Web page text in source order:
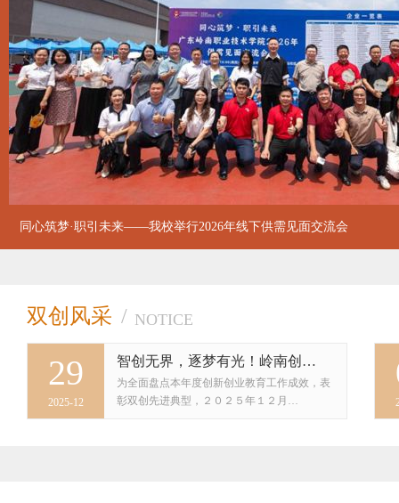
同心筑梦·职引未来——我校举行2026年线下供需见面交流会
双创风采 / NOTICE
29
2025-12
智创无界，逐梦有光！岭南创…
为全面盘点本年度创新创业教育工作成效，表
彰双创先进典型，２０２５年１２月…